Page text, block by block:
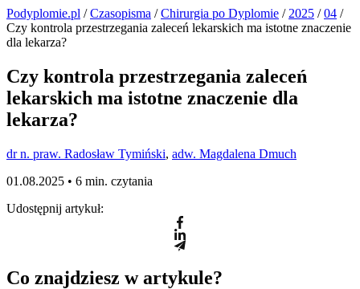
Podyplomie.pl /Czasopisma /Chirurgia po Dyplomie / 2025 /04 /
Czy kontrola przestrzegania zaleceń lekarskich ma istotne znaczenie
dla lekarza?
Czy kontrola przestrzegania zaleceń
lekarskich ma istotne znaczenie dla
lekarza?
dr n. praw. Radosław Tymiński, adw. Magdalena Dmuch
01.08.2025 • 6 min. czytania
Udostępnij artykuł:
Co znajdziesz w artykule?